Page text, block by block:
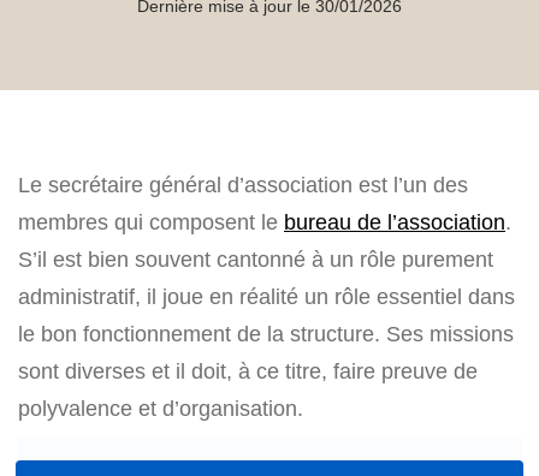
Dernière mise à jour le 30/01/2026
Le secrétaire général d’association est l’un des
membres qui composent le bureau de l’association.
S’il est bien souvent cantonné à un rôle purement
administratif, il joue en réalité un rôle essentiel dans
le bon fonctionnement de la structure. Ses missions
sont diverses et il doit, à ce titre, faire preuve de
polyvalence et d’organisation.